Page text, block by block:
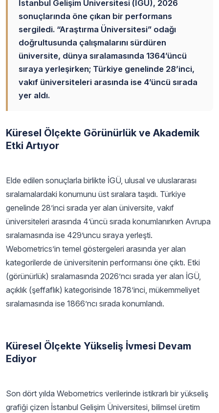
İstanbul Gelişim Üniversitesi (İGÜ), 2026
sonuçlarında öne çıkan bir performans
sergiledi. “Araştırma Üniversitesi” odağı
doğrultusunda çalışmalarını sürdüren
üniversite, dünya sıralamasında 1364’üncü
sıraya yerleşirken; Türkiye genelinde 28’inci,
vakıf üniversiteleri arasında ise 4’üncü sırada
yer aldı.
Küresel Ölçekte Görünürlük ve Akademik
Etki Artıyor
Elde edilen sonuçlarla birlikte İGÜ, ulusal ve uluslararası
sıralamalardaki konumunu üst sıralara taşıdı. Türkiye
genelinde 28’inci sırada yer alan üniversite, vakıf
üniversiteleri arasında 4’üncü sırada konumlanırken Avrupa
sıralamasında ise 429’uncu sıraya yerleşti.
Webometrics’in temel göstergeleri arasında yer alan
kategorilerde de üniversitenin performansı öne çıktı. Etki
(görünürlük) sıralamasında 2026’ncı sırada yer alan İGÜ,
açıklık (şeffaflık) kategorisinde 1878’inci, mükemmeliyet
sıralamasında ise 1866’ncı sırada konumlandı.
Küresel Ölçekte Yükseliş İvmesi Devam
Ediyor
Son dört yılda Webometrics verilerinde istikrarlı bir yükseliş
grafiği çizen İstanbul Gelişim Üniversitesi, bilimsel üretim